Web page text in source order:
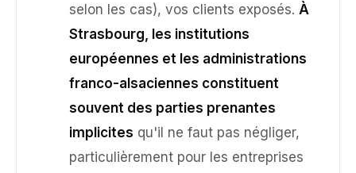
selon les cas), vos clients exposés. À
Strasbourg, les institutions
européennes et les administrations
franco-alsaciennes constituent
souvent des parties prenantes
implicites qu'il ne faut pas négliger,
particulièrement pour les entreprises